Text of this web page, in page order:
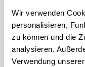
Wir verwenden
personalisieren,
zu können und die
analysieren.
Verwendung